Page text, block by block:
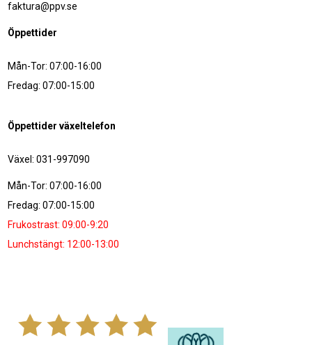
faktura@ppv.se
Öppettider
Mån-Tor: 07:00-16:00
Fredag: 07:00-15:00
Öppettider växeltelefon
Växel: 031-997090
Mån-Tor: 07:00-16:00
Fredag: 07:00-15:00
Frukostrast: 09:00-9:20
Lunchstängt: 12:00-13:00